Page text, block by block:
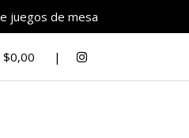
juegos de mesa
$0,00